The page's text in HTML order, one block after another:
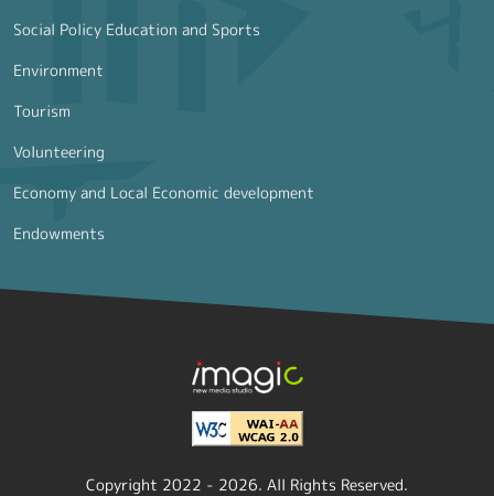
Social Policy Education and Sports
Environment
Tourism
Volunteering
Economy and Local Economic development
Endowments
Copyright 2022 - 2026. All Rights Reserved.